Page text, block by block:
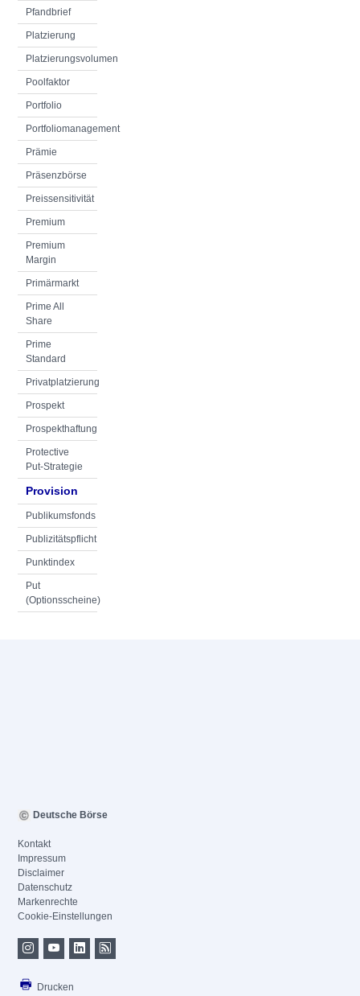
Pfandbrief
Platzierung
Platzierungsvolumen
Poolfaktor
Portfolio
Portfoliomanagement
Prämie
Präsenzbörse
Preissensitivität
Premium
Premium
Margin
Primärmarkt
Prime All
Share
Prime
Standard
Privatplatzierung
Prospekt
Prospekthaftung
Protective
Put-Strategie
Provision
Publikumsfonds
Publizitätspflicht
Punktindex
Put
(Optionsscheine)
Deutsche Börse
Kontakt
Impressum
Disclaimer
Datenschutz
Markenrechte
Cookie-Einstellungen
Drucken